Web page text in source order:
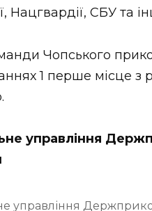
Нацгвардії, СБУ та
Чопського
1 перше місце з
управління
управління